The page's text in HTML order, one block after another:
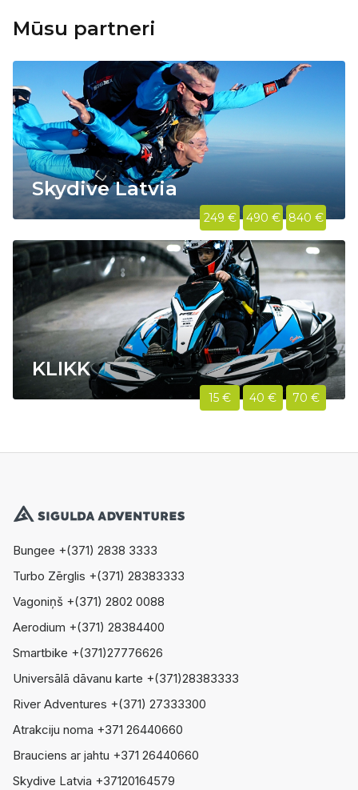
Mūsu partneri
Skydive Latvia
249 € 490 € 840 €
KLIKK
15 € 40 € 70 €
Bungee +(371) 2838 3333
Turbo Zērglis +(371) 28383333
Vagoniņš +(371) 2802 0088
Aerodium +(371) 28384400
Smartbike +(371)27776626
Universālā dāvanu karte +(371)28383333
River Adventures +(371) 27333300
Atrakciju noma +371 26440660
Brauciens ar jahtu +371 26440660
Skydive Latvia +37120164579